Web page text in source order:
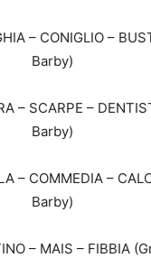
– CONIGLIO –
Barby)
– SCARPE –
Barby)
– COMMEDIA –
Barby)
– MAIS – FIBBIA